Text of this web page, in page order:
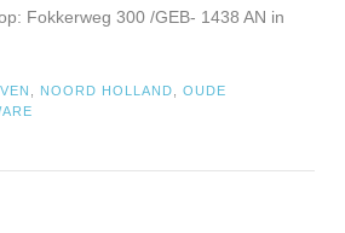
Fokkerweg 300 /GEB- 1438 AN in
NOORD HOLLAND
OUDE